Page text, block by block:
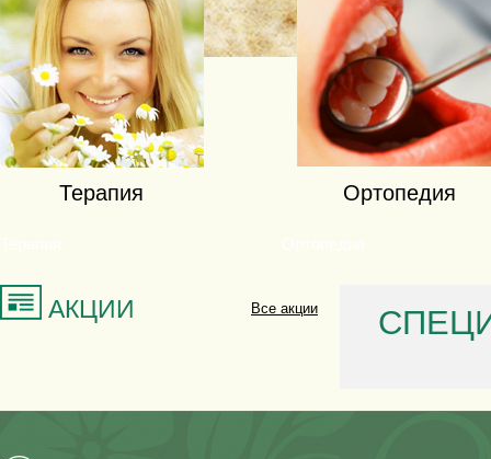
Терапия Ортопедия
АКЦИИ Все акции